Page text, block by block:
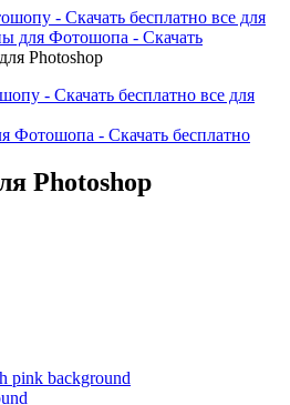
- Скачать бесплатно все для
для Фотошопа - Скачать
Photoshop
- Скачать бесплатно все для
Фотошопа - Скачать бесплатно
Photoshop
pink background